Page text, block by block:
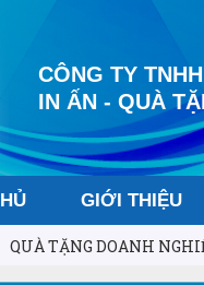
CÔNG TY
IN ẤN - QUÀ
GIỚI THIỆU
QUÀ TẶNG DOANH